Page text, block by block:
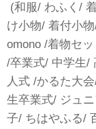
(和服/ わふく/
け小物/ 着付小
omono /着物セ
/卒業式/ 中学生/
人式 /かるた大
生卒業式/ ジュ
子/ ちはやふる/